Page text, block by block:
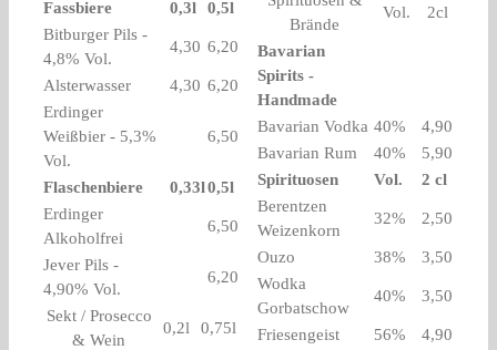
Fassbiere 0,3l
0,5l
Bitburger Pils -
4,8% Vol.
4,30 6,20
Alsterwasser 4,30 6,20
Erdinger
Weißbier - 5,3%
Vol.
6,50
Flaschenbiere 0,33l0,5l
Erdinger
Alkoholfrei
6,50
Jever Pils -
4,90% Vol.
6,20
Sekt / Prosecco
& Wein
0,2l 0,75l
Brände
Vol. 2cl
Bavarian
Spirits -
Handmade
Bavarian Vodka 40%
4,90
Bavarian Rum
40%
5,90
Spirituosen
Vol.
2 cl
Berentzen
Weizenkorn
32% 2,50
Ouzo 38%
3,50
Wodka
Gorbatschow
40% 3,50
Friesengeist 56%
4,90